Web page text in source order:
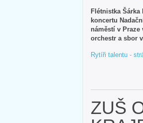
Flétnistka
koncertu
náměstí v
orchestr a sbor
Rytíři talentu -
ZUŠ